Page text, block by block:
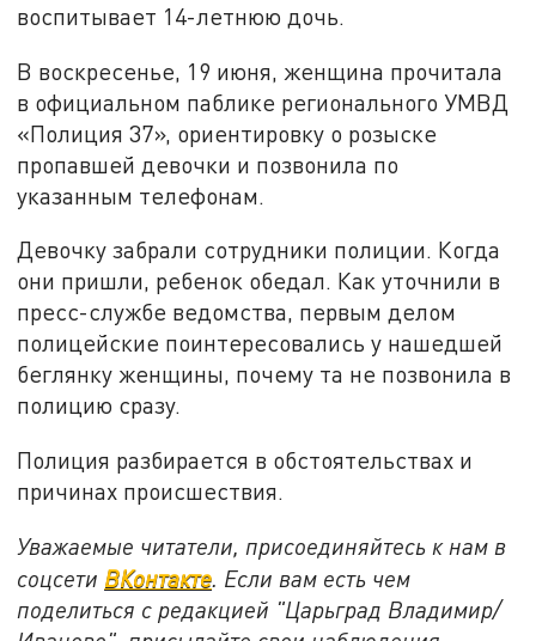
воспитывает 14-летнюю дочь.
В воскресенье, 19 июня, женщина прочитала
в официальном паблике регионального УМВД
«Полиция 37», ориентировку о розыске
пропавшей девочки и позвонила по
указанным телефонам.
Девочку забрали сотрудники полиции. Когда
они пришли, ребенок обедал. Как уточнили в
пресс-службе ведомства, первым делом
полицейские поинтересовались у нашедшей
беглянку женщины, почему та не позвонила в
полицию сразу.
Полиция разбирается в обстоятельствах и
причинах происшествия.
Уважаемые читатели, присоединяйтесь к нам в
соцсети ВКонтакте . Если вам есть чем
поделиться с редакцией "Царьград Владимир/